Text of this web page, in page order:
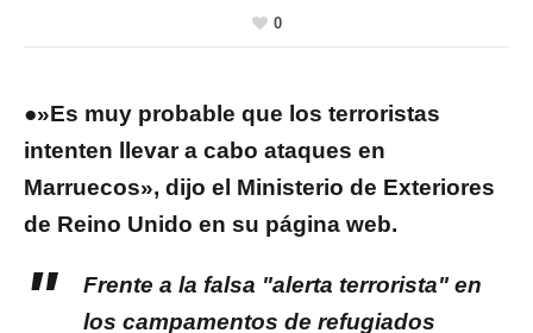
0
●»Es muy probable que los terroristas
intenten llevar a cabo ataques en
Marruecos», dijo el Ministerio de Exteriores
de Reino Unido en su página web.
Frente a la falsa "alerta terrorista" en
los campamentos de refugiados